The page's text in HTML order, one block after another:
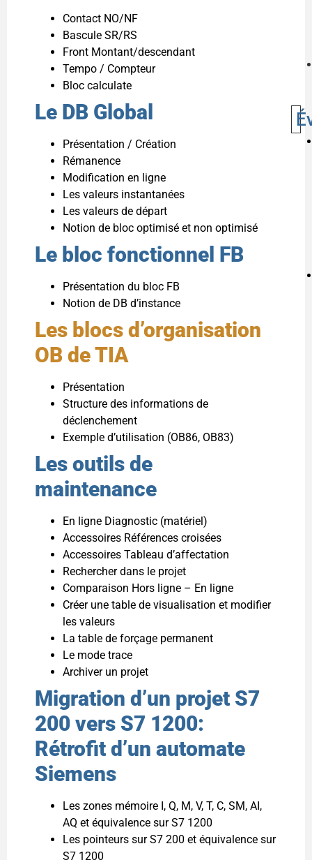
Contact NO/NF
Bascule SR/RS
Front Montant/descendant
Tempo / Compteur
Bloc calculate
Le DB Global
Présentation / Création
Rémanence
Modification en ligne
Les valeurs instantanées
Les valeurs de départ
Notion de bloc optimisé et non optimisé
Le bloc fonctionnel FB
Présentation du bloc FB
Notion de DB d’instance
Les blocs d’organisation
OB de TIA
Présentation
Structure des informations de
déclenchement
Exemple d’utilisation (OB86, OB83)
Les outils de
maintenance
En ligne Diagnostic (matériel)
Accessoires Références croisées
Accessoires Tableau d’affectation
Rechercher dans le projet
Comparaison Hors ligne – En ligne
Créer une table de visualisation et modifier
les valeurs
La table de forçage permanent
Le mode trace
Archiver un projet
Migration d’un projet S7
200 vers S7 1200:
Rétrofit d’un automate
Siemens
Les zones mémoire I, Q, M, V, T, C, SM, AI,
AQ et équivalence sur S7 1200
Les pointeurs sur S7 200 et équivalence sur
S7 1200